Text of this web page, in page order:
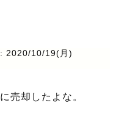
: 2020/10/19(月)
売却したよな。